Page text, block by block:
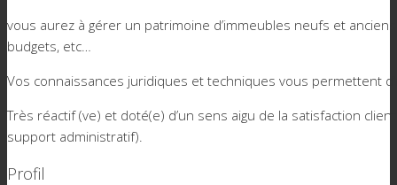
vous aurez à gérer un patrimoine d’immeubles neufs et
budgets, etc…
Vos connaissances juridiques et techniques vous permettent
Très réactif (ve) et doté(e) d’un sens aigu de la satisfaction
support administratif).
Profil